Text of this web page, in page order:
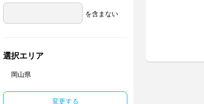
を含まない
選択エリア
岡山県
変更する